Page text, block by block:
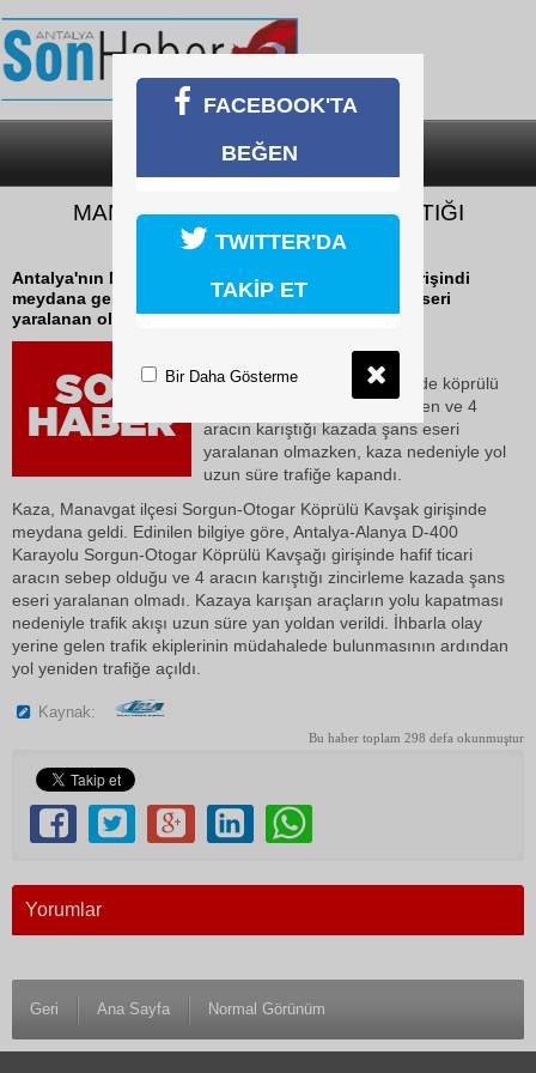
SON DAKİKA
MANAVGAT’TA 4 ARACIN KARIŞTIĞI
ZİNCİRLEME KAZA
Antalya'nın Manavgat ilçesinde köprülü kavşak girişindi
meydana gelen ve 4 aracın karıştığı kazada şans eseri
yaralanan olmazken, kaza nedeniyle yol...
07 Haziran 2026 Pazar 10:13
Antalya'nın Manavgat ilçesinde köprülü
kavşak girişindi meydana gelen ve 4
aracın karıştığı kazada şans eseri
yaralanan olmazken, kaza nedeniyle yol
uzun süre trafiğe kapandı.
Kaza, Manavgat ilçesi Sorgun-Otogar Köprülü Kavşak girişinde
meydana geldi. Edinilen bilgiye göre, Antalya-Alanya D-400
Karayolu Sorgun-Otogar Köprülü Kavşağı girişinde hafif ticari
aracın sebep olduğu ve 4 aracın karıştığı zincirleme kazada şans
eseri yaralanan olmadı. Kazaya karışan araçların yolu kapatması
nedeniyle trafik akışı uzun süre yan yoldan verildi. İhbarla olay
yerine gelen trafik ekiplerinin müdahalede bulunmasının ardından
yol yeniden trafiğe açıldı.
Kaynak:
Bu haber toplam 298 defa okunmuştur
Yorumlar
Geri Ana Sayfa Normal Görünüm
FACEBOOK'TA
BEĞEN
TWITTER'DA
TAKİP ET
Bir Daha Gösterme